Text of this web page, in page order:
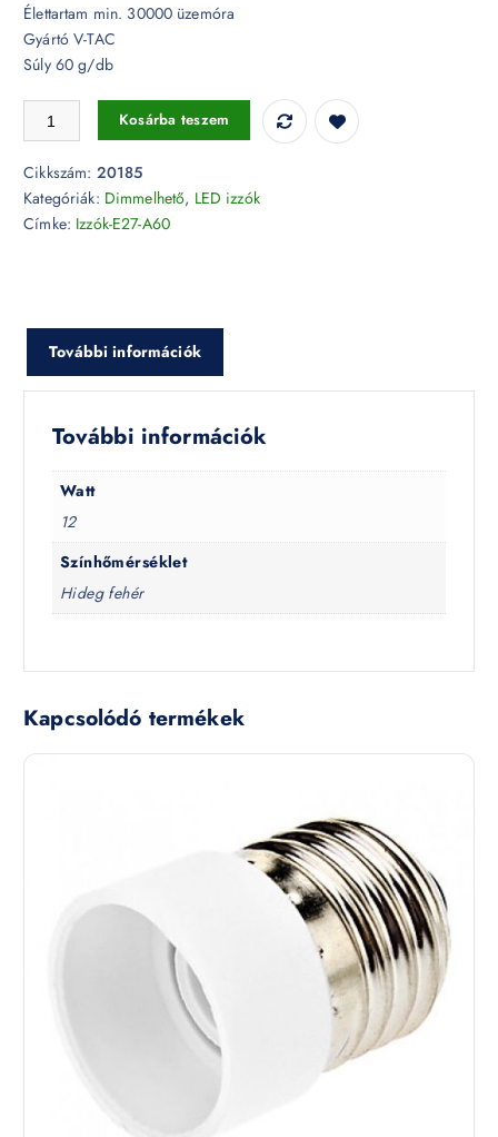
Élettartam min. 30000 üzemóra
Gyártó V-TAC
Súly 60 g/db
Dimmelhető 12W LED izzó E27 A60 Samsung chip 6400K - 20185
Kosárba teszem
Cikkszám: 20185
Kategóriák: Dimmelhető, LED izzók
Címke: Izzók-E27-A60
További információk
További információk
Watt
12
Színhőmérséklet
Hideg fehér
Kapcsolódó termékek